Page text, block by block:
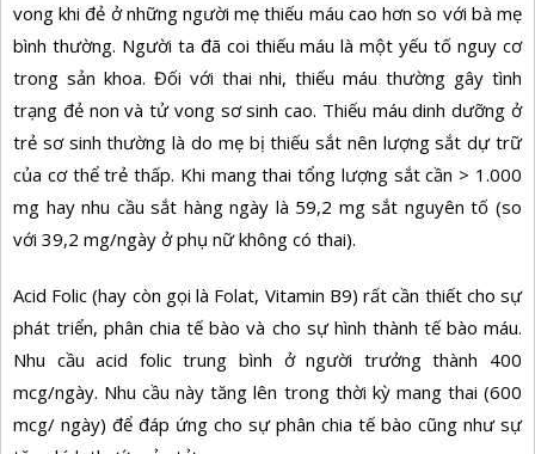
vong khi đẻ ở những người mẹ thiếu máu cao hơn so với bà mẹ
bình thường. Người ta đã coi thiếu máu là một yếu tố nguy cơ
trong sản khoa. Đối với thai nhi, thiếu máu thường gây tình
trạng đẻ non và tử vong sơ sinh cao. Thiếu máu dinh dưỡng ở
trẻ sơ sinh thường là do mẹ bị thiếu sắt nên lượng sắt dự trữ
của cơ thể trẻ thấp. Khi mang thai tổng lượng sắt cần > 1.000
mg hay nhu cầu sắt hàng ngày là 59,2 mg sắt nguyên tố (so
với 39,2 mg/ngày ở phụ nữ không có thai).
Acid Folic (hay còn gọi là Folat, Vitamin B9) rất cần thiết cho sự
phát triển, phân chia tế bào và cho sự hình thành tế bào máu.
Nhu cầu acid folic trung bình ở người trưởng thành 400
mcg/ngày. Nhu cầu này tăng lên trong thời kỳ mang thai (600
mcg/ ngày) để đáp ứng cho sự phân chia tế bào cũng như sự